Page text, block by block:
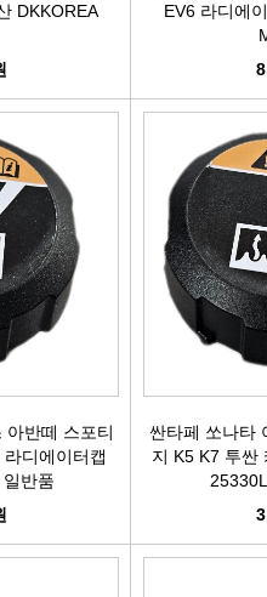
화]
철]
철]
더
산소센서
연료필터[모비스순정품]
연료필터[보쉬/델파이]
연료필터[서흥/평화PHC]
보쉬인젝터/고압펌프
차오일필터/에어필터 ACDelco
점화코
가열
PM
리모컨
자동차
남영라
모비스
싱
DKKOREA
EV6 라디에
아반떼 스포티
디에이터캡
반품
싼타페 쏘나타
지 K5 K7 투싼